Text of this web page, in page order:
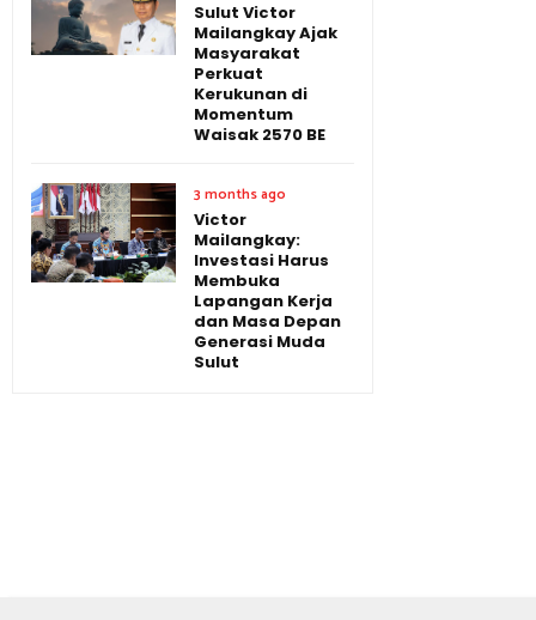
Sulut Victor
Mailangkay Ajak
Masyarakat
Perkuat
Kerukunan di
Momentum
Waisak 2570 BE
3 months ago
Victor
Mailangkay:
Investasi Harus
Membuka
Lapangan Kerja
dan Masa Depan
Generasi Muda
Sulut